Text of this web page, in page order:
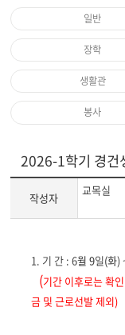
일반
장학
생활관
봉사
2026-1학기 경건
작성자
교목실
게
시
글
본
1. 기 간 : 6월9일(화)
(기간 이후로는 확
금 및 근로선발 제외)